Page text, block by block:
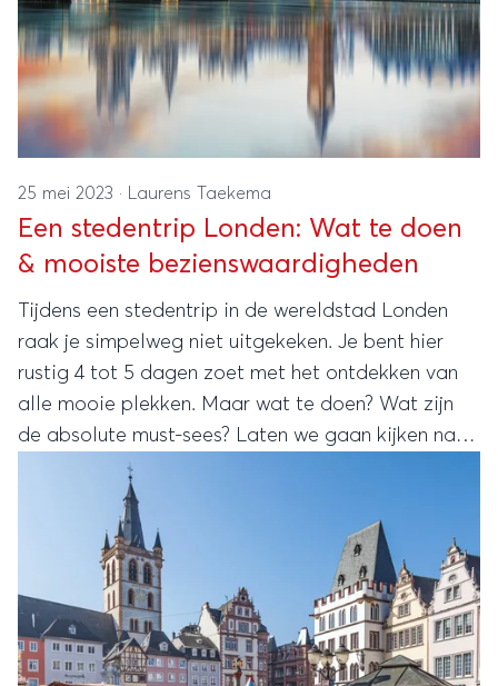
25 mei 2023 · Laurens Taekema
Een stedentrip Londen: Wat te doen
& mooiste bezienswaardigheden
Tijdens een stedentrip in de wereldstad Londen
raak je simpelweg niet uitgekeken. Je bent hier
rustig 4 tot 5 dagen zoet met het ontdekken van
alle mooie plekken. Maar wat te doen? Wat zijn
de absolute must-sees? Laten we gaan kijken naar
de mooiste bezienswaardigheden in Londen. Lees